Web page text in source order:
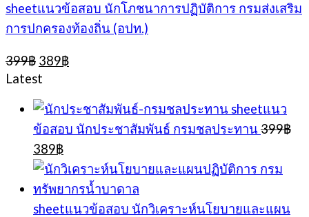
sheetแนวข้อสอบ นักโภชนาการปฏิบัติการ กรมส่งเสริม
การปกครองท้องถิ่น (อปท.)
399฿ Original
price
was:
399฿.
389฿Current
389฿.
Latest
sheetแนว
ข้อสอบ นักประชาสัมพันธ์ กรมชลประทาน 399฿
Original
price
was:
399฿.
389฿Current
price
is:
389฿.
sheetแนวข้อสอบ นักวิเคราะห์นโยบายและแผน